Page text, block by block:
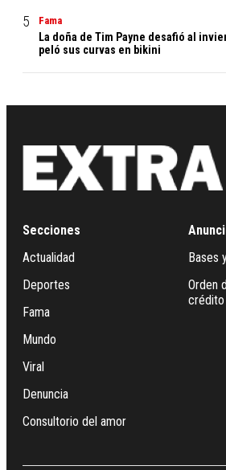
Fama
La doña de Tim Payne desafió al
peló sus curvas en bikini
Secciones
Actualidad
Deportes
Fama
Mundo
Viral
Denuncia
Consultorio del amor
Bases
Orden
crédito